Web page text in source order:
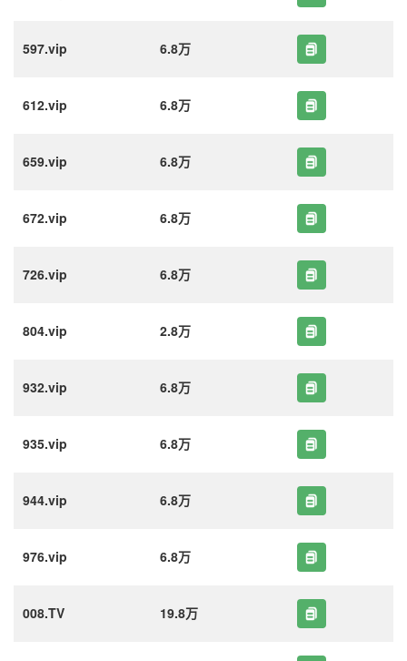
597.vip 6.8万
612.vip 6.8万
659.vip 6.8万
672.vip 6.8万
726.vip 6.8万
804.vip 2.8万
932.vip 6.8万
935.vip 6.8万
944.vip 6.8万
976.vip 6.8万
008.TV 19.8万